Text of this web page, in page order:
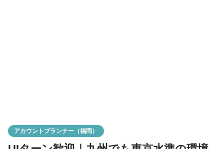
アカウントプランナー（福岡）